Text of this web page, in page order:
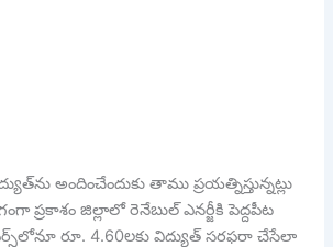
అందించేందుకు తాము ప్ర‌య‌త్నిస్తున్న‌ట్లు
ప్ర‌కాశం జిల్లాలో రెనేబుల్ ఎన‌ర్జీకి పెద్ద‌పీట
రూ. 4.60ల‌కు విద్యుత్ స‌ర‌ఫ‌రా చేసేలా